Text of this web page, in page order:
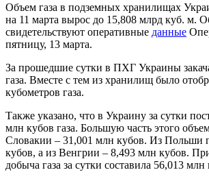
Объем газа в подземных хранилищах
на 11 марта вырос до 15,808 млрд куб. м.
свидетельствуют оперативные данные
пятницу, 13 марта.
За прошедшие сутки в ПХГ Украины
газа. Вместе с тем из хранилищ было
кубометров газа.
Также указано, что в Украину за сутки
млн кубов газа. Большую часть этого
Словакии – 31,001 млн кубов. Из Польши
кубов, а из Венгрии – 8,493 млн кубов.
добыча газа за сутки составила 56,013 млн